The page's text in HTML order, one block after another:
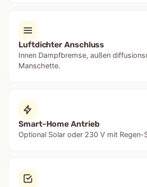
Luftdichter Anschluss
Innen Dampfbremse, außen
Manschette.
Smart-Home Antrieb
Optional Solar oder 230 V mit Regen-